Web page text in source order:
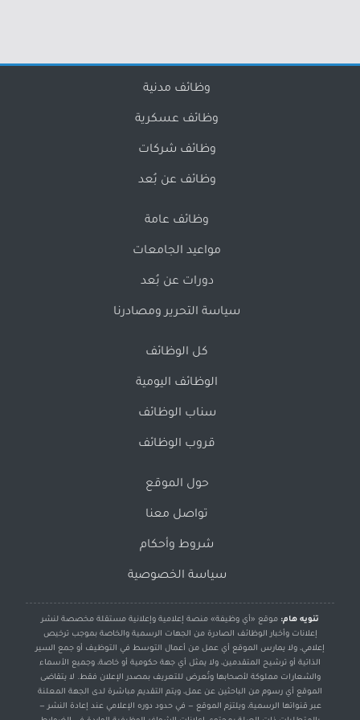
وظائف مدنية
وظائف عسكرية
وظائف شركات
وظائف عن بُعد
وظائف عامة
مواعيد الجامعات
دورات عن بُعد
سياسة التحرير ومصادرنا
كل الوظائف
الوظائف اليومية
سناب الوظائف
قروب الوظائف
حول الموقع
تواصل معنا
شروط وأحكام
سياسة الخصوصية
تنويه هام: موقع «أي وظيفة» منصة إعلامية وإعلانية مستقلة مخصصة لنشر
إعلانات وأخبار الوظائف الصادرة من الجهات الرسمية والخاصة بموجب ترخيص
إعلامي، ولا يمارس الموقع أي عمل من أعمال التوسط في التوظيف أو جمع السير
الذاتية أو ترشيح المتقدمين، ولا يمثل أي جهة حكومية أو خاصة، وجميع الأسماء
والشعارات مملوكة لأصحابها وتُعرض للتعريف بمصدر الإعلان فقط. لا يتقاضى
الموقع أي رسوم من الباحثين عن عمل، ويتم التقديم مباشرة لدى الجهة المعلنة
عبر قنواتها الرسمية، ويلتزم الموقع — في حدود دوره الإعلامي عند إعادة النشر —